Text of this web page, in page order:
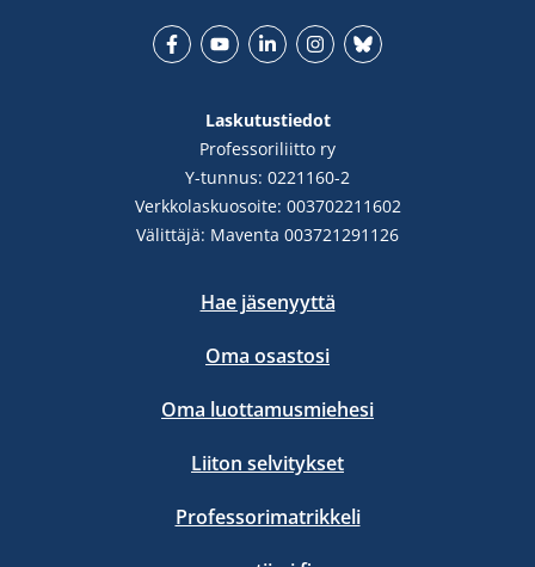
Laskutustiedot
Professoriliitto ry
Y-tunnus: 0221160-2
Verkkolaskuosoite: 003702211602
Välittäjä: Maventa 003721291126
Hae jäsenyyttä
Oma osastosi
Oma luottamusmiehesi
Liiton selvitykset
Professorimatrikkeli